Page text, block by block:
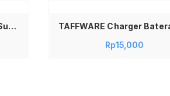
YASOKRO Adaptor Power Supply Converter AC to DC 12V 10A Cigarette Port – AYD-12100 Power Adaptor AC to DC 12V 10A Converter Lighter Mobil ke Listrik Adaptor 12V 10A untuk Vacuum Cleaner Kompresor Mobil Pompa Angin Ban Adapter AC DC Converter
Rp15,000